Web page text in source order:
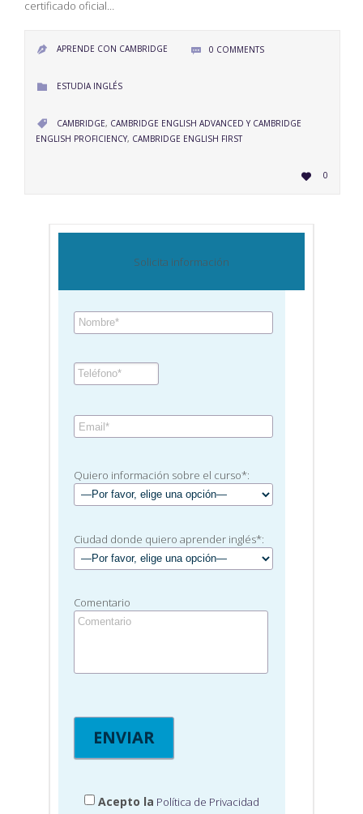
certificado oficial…
 APRENDE CON CAMBRIDGE  0 COMMENTS
 CATEGORY
ESTUDIA INGLÉS
 CATEGORY
CAMBRIDGE, CAMBRIDGE ENGLISH ADVANCED Y CAMBRIDGE
ENGLISH PROFICIENCY, CAMBRIDGE ENGLISH FIRST
 LOVE
IT0
Solicita información
Quiero información sobre el curso*:
Ciudad donde quiero aprender inglés*:
Comentario
Acepto la Política de Privacidad